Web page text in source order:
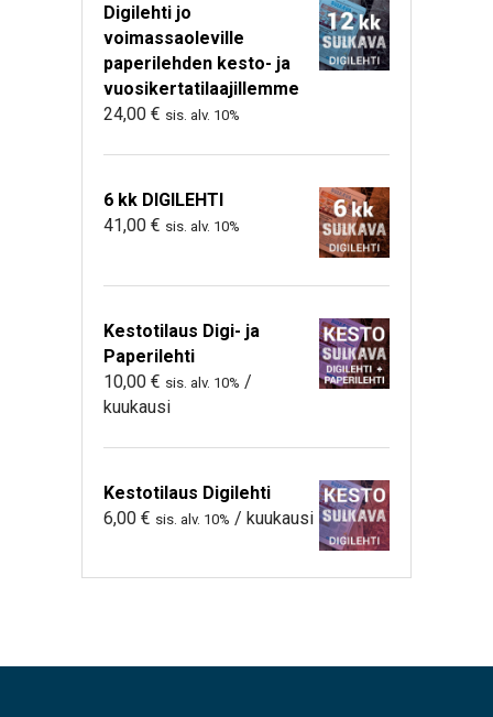
Digilehti jo
voimassaoleville
paperilehden kesto- ja
vuosikertatilaajillemme
24,00 € sis. alv. 10%
6 kk DIGILEHTI
41,00 € sis. alv. 10%
Kestotilaus Digi- ja
Paperilehti
10,00 € sis. alv. 10% /
kuukausi
Kestotilaus Digilehti
6,00 € sis. alv. 10% / kuukausi